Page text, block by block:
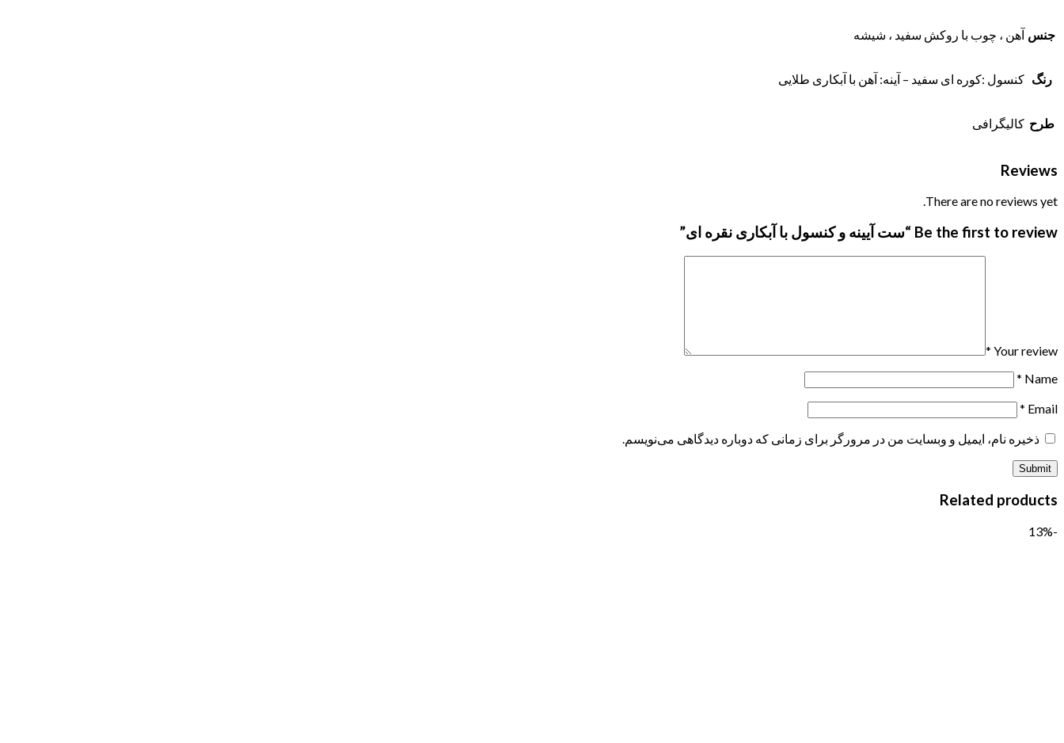
جنس آهن ، چوب با روکش سفید ، شیشه
رنگ کنسول :کوره ای سفید – آینه: آهن با آبکاری طلایی
طرح کالیگرافی
Reviews
There are no reviews yet.
Be the first to review “ست آیینه و کنسول با آبکاری نقره ای”
Your review
*
Name
*
Email
*
ذخیره نام، ایمیل و وبسایت من در مرورگر برای زمانی که دوباره دیدگاهی می‌نویسم.
Related products
-13%